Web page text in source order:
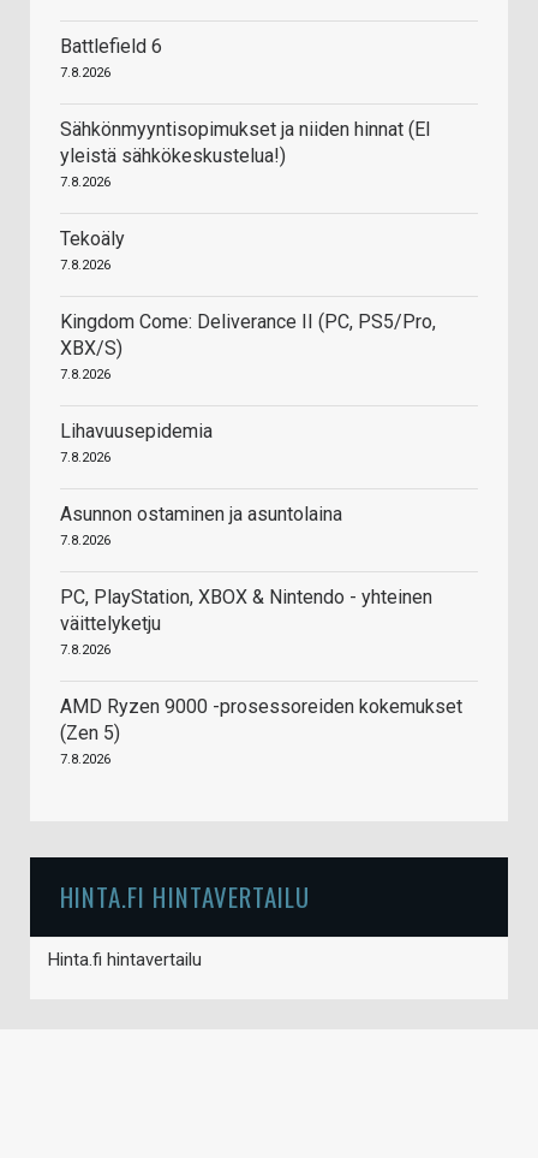
Battlefield 6
7.8.2026
Sähkönmyyntisopimukset ja niiden hinnat (EI
yleistä sähkökeskustelua!)
7.8.2026
Tekoäly
7.8.2026
Kingdom Come: Deliverance II (PC, PS5/Pro,
XBX/S)
7.8.2026
Lihavuusepidemia
7.8.2026
Asunnon ostaminen ja asuntolaina
7.8.2026
PC, PlayStation, XBOX & Nintendo - yhteinen
väittelyketju
7.8.2026
AMD Ryzen 9000 -prosessoreiden kokemukset
(Zen 5)
7.8.2026
HINTA.FI HINTAVERTAILU
Hinta.fi hintavertailu